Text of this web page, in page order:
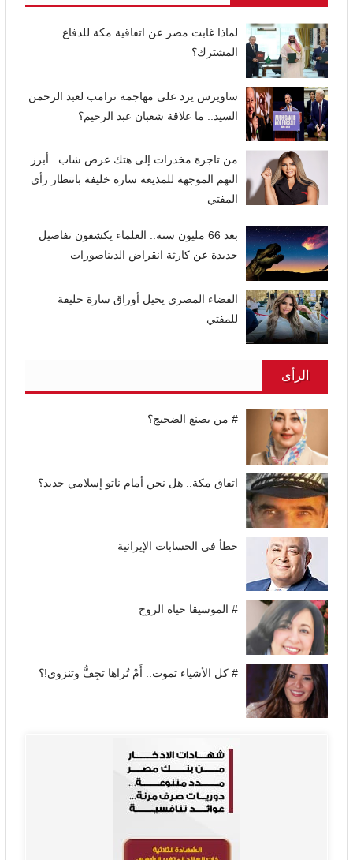
لماذا غابت مصر عن اتفاقية مكة للدفاع
المشترك؟
ساويرس يرد على مهاجمة ترامب لعبد الرحمن
السيد.. ما علاقة شعبان عبد الرحيم؟
من تاجرة مخدرات إلى هتك عرض شاب.. أبرز
التهم الموجهة للمذيعة سارة خليفة بانتظار رأي
المفتي
بعد 66 مليون سنة.. العلماء يكشفون تفاصيل
جديدة عن كارثة انقراض الديناصورات
القضاء المصري يحيل أوراق سارة خليفة
للمفتي
الرأى
# من يصنع الضجيج؟
اتفاق مكة.. هل نحن أمام ناتو إسلامي جديد؟
خطأ في الحسابات الإيرانية
# الموسيقا حياة الروح
# كل الأشياء تموت.. أَمْ تُراها تجِفُّ وتنزوي!؟